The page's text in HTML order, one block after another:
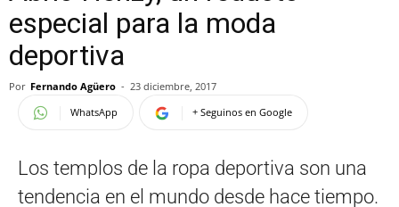
especial para la moda
deportiva
Por Fernando Agüero - 23 diciembre, 2017
WhatsApp
+ Seguinos en Google
Los templos de la ropa deportiva son una
tendencia en el mundo desde hace tiempo.